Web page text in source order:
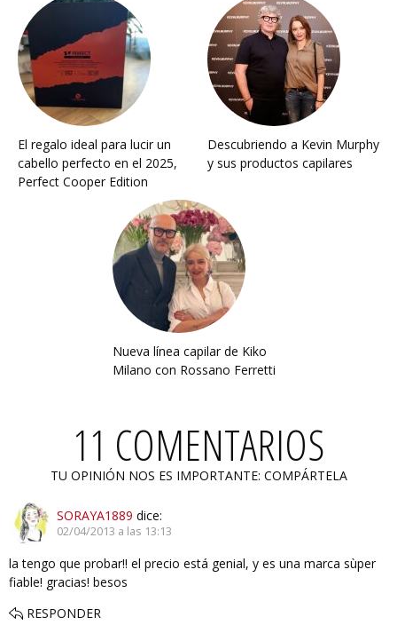
El regalo ideal para lucir un
cabello perfecto en el 2025,
Perfect Cooper Edition
Descubriendo a Kevin Murphy
y sus productos capilares
Nueva línea capilar de Kiko
Milano con Rossano Ferretti
11 COMENTARIOS
TU OPINIÓN NOS ES IMPORTANTE: COMPÁRTELA
SORAYA1889 dice:
02/04/2013 a las 13:13
la tengo que probar!! el precio está genial, y es una marca sùper
fiable! gracias! besos
RESPONDER